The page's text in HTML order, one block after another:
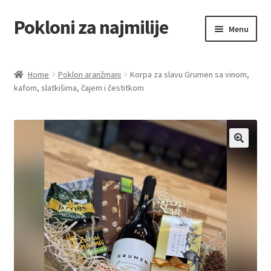
Skip
to
Skip
to
Pokloni za najmilije Menu
Akcija za dan zaljubljenih
Baloni
Čaj i kafa
Checkout
Home Poklon aranžmani
Korpa za slavu Grumen sa vinom,
kafom, slatkišima, čajem i čestitkom